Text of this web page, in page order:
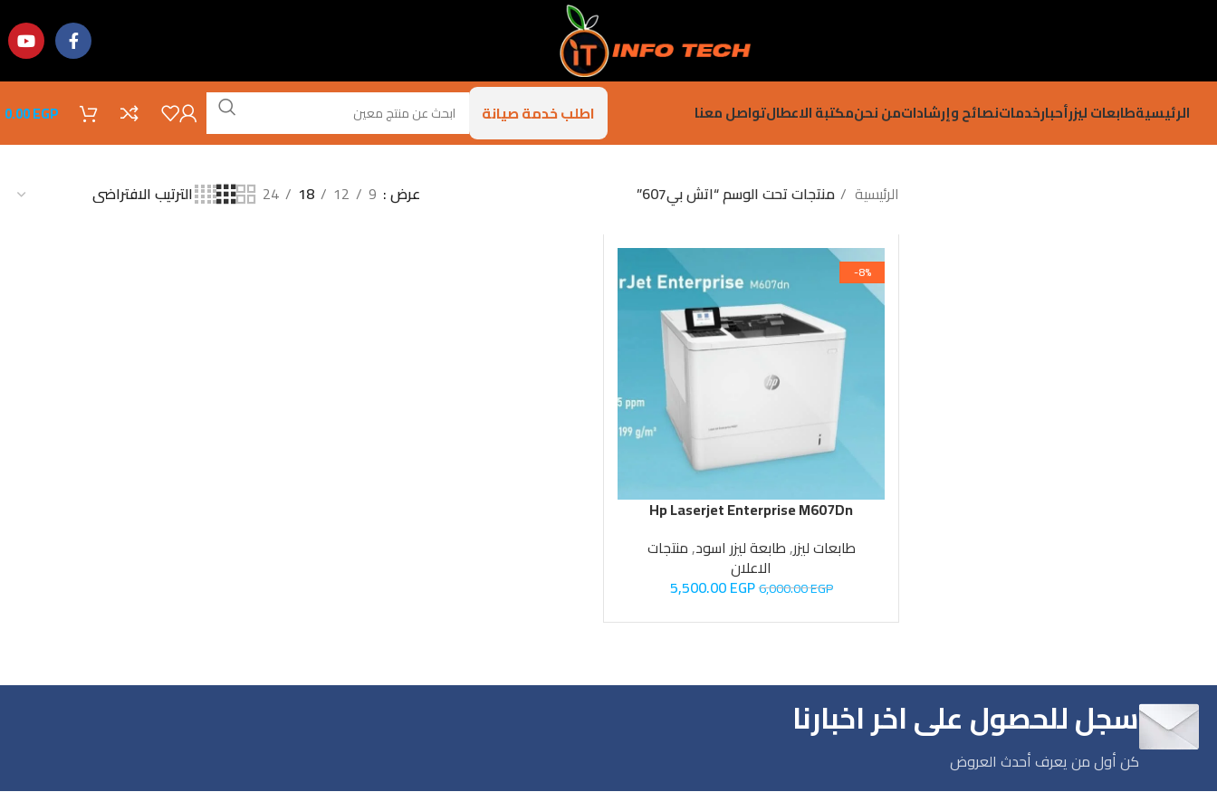
الرئيسيةطابعات ليزرأحبارخدماتنصائح وإرشاداتمن نحنمكتبة الاعطالتواصل معنا اطلب خدمة صيانة 0.00EGP
الرئيسية منتجات تحت الوسم “اتش بي607” عرض 9
12
18
24
-8%
Hp Laserjet Enterprise M607Dn
طابعات ليزر,طابعة ليزر اسود,منتجات
الاعلان
6,000.00EGP
5,500.00EGP
سجل للحصول على اخر اخبارنا
كن أول من يعرف أحدث العروض